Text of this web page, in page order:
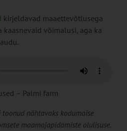
kirjeldavad maaettevõtlusega
võimalusi, aga ka
– Palmi farm
nähtavaks kodumaise
maamajapidamiste olulisuse.